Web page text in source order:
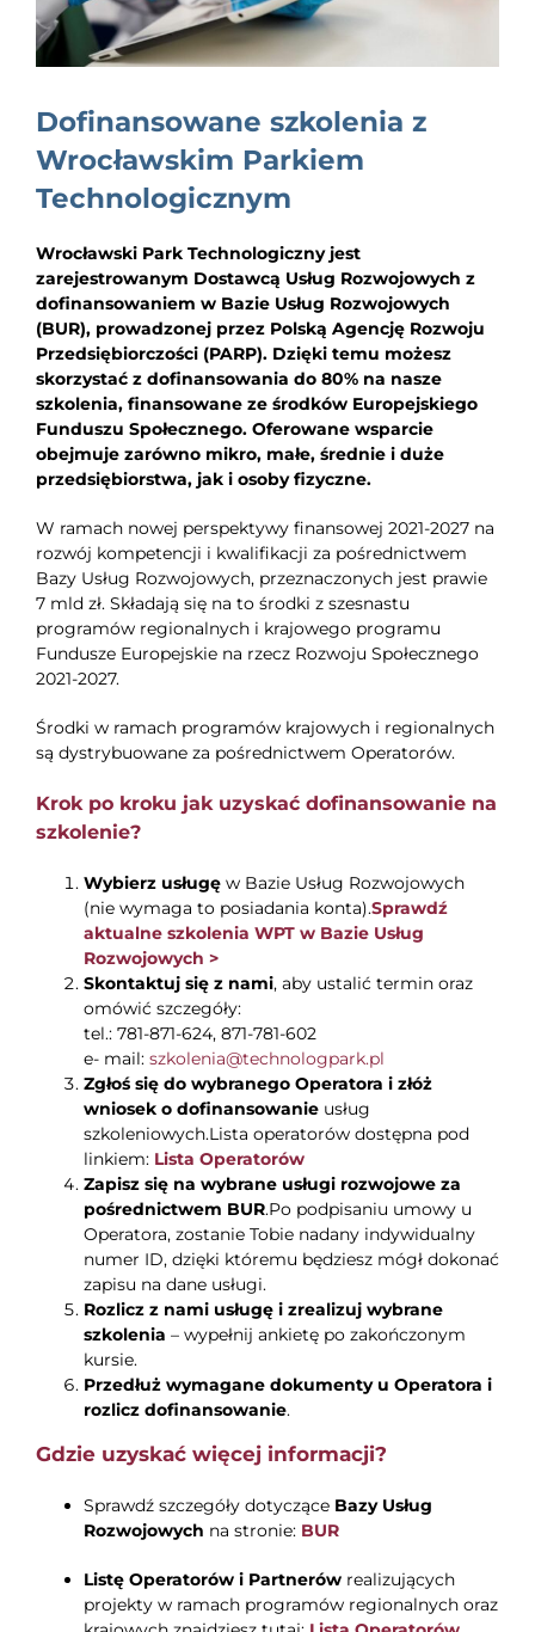
EDUKACJA
NEWS
BLOG
KONTAKT
Dofinansowane szkolenia z
Wrocławskim Parkiem
Technologicznym
Wrocławski Park Technologiczny jest
zarejestrowanym Dostawcą Usług Rozwojowych z
dofinansowaniem w Bazie Usług Rozwojowych
(BUR), prowadzonej przez Polską Agencję Rozwoju
Przedsiębiorczości (PARP). Dzięki temu możesz
skorzystać z dofinansowania do 80% na nasze
szkolenia, finansowane ze środków Europejskiego
Funduszu Społecznego. Oferowane wsparcie
obejmuje zarówno mikro, małe, średnie i duże
przedsiębiorstwa, jak i osoby fizyczne.
W ramach nowej perspektywy finansowej 2021-2027 na
rozwój kompetencji i kwalifikacji za pośrednictwem
Bazy Usług Rozwojowych, przeznaczonych jest prawie
7 mld zł. Składają się na to środki z szesnastu
programów regionalnych i krajowego programu
Fundusze Europejskie na rzecz Rozwoju Społecznego
2021-2027.
Środki w ramach programów krajowych i regionalnych
są dystrybuowane za pośrednictwem Operatorów.
Krok po kroku jak uzyskać dofinansowanie na
szkolenie?
Wybierz usługę w Bazie Usług Rozwojowych
(nie wymaga to posiadania konta).Sprawdź
aktualne szkolenia WPT w Bazie Usług
Rozwojowych >
Skontaktuj się z nami, aby ustalić termin oraz
omówić szczegóły:
tel.: 781-871-624, 871-781-602
e- mail: szkolenia@technologpark.pl
Zgłoś się do wybranego Operatora i złóż
wniosek o dofinansowanieusług
szkoleniowych.Lista operatorów dostępna pod
linkiem: Lista Operatorów
Zapisz się na wybrane usługi rozwojowe za
pośrednictwem BUR.Po podpisaniu umowy u
Operatora, zostanie Tobie nadany indywidualny
numer ID, dzięki któremu będziesz mógł dokonać
zapisu na dane usługi.
Rozlicz z nami usługę i zrealizuj wybrane
szkolenia – wypełnij ankietę po zakończonym
kursie.
Przedłuż wymagane dokumenty u Operatora i
rozlicz dofinansowanie.
Gdzie uzyskać więcej informacji?
Sprawdź szczegóły dotyczące Bazy Usług
Rozwojowych na stronie: BUR
Listę Operatorów i Partnerówrealizujących
projekty w ramach programów regionalnych oraz